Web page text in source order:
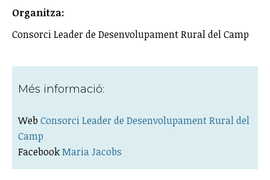
Organitza:
Consorci Leader de Desenvolupament Rural del Camp
Més informació:
Web Consorci Leader de Desenvolupament Rural del
Camp
FacebookMaria Jacobs